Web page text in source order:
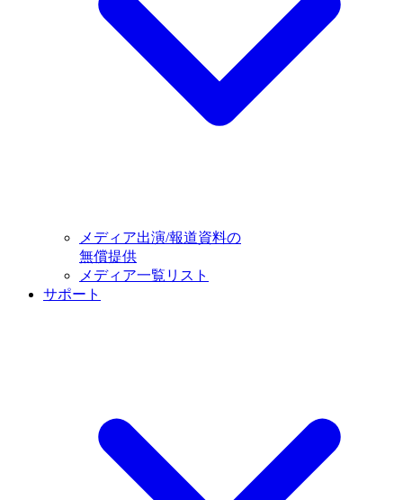
メディア出演/報道資料の
無償提供
メディア一覧リスト
サポート